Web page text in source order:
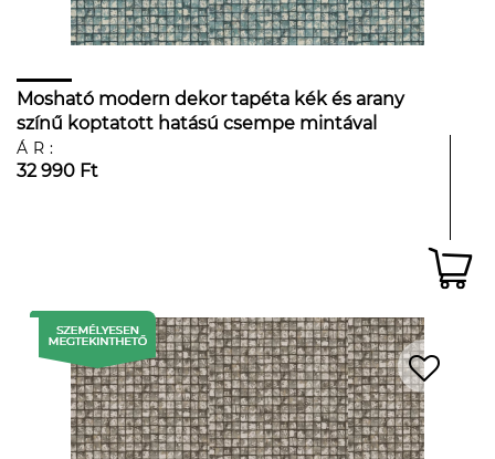
Mosható modern dekor tapéta kék és arany
színű koptatott hatású csempe mintával
ÁR:
32 990 Ft